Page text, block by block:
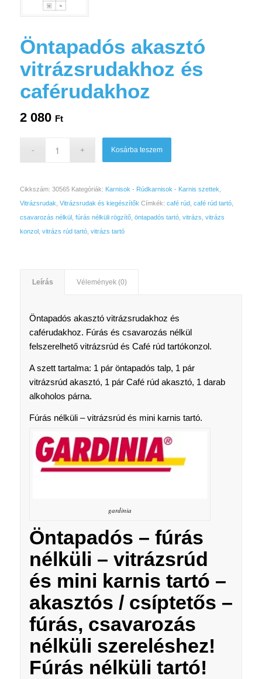
Öntapadós akasztó
vitrázsrudakhoz és
caférudakhoz
2 080 Ft
Kosárba teszem
Cikkszám: 30565 Kategóriák: Karnisok - Rúdkarnisok - Karnis szettek
Vitrázsrudak Vitrázsrudak és kiegészítők Címkék: café rúd café rúd tartó,
csavarozás nélkül
fúrás nélküli rögzítő, öntapadós tartó, vitrázs vitrázs
konzol
vitrázs rúd tartó, vitrázs tartó
Leírás Vélemények (0)
Öntapadós akasztó vitrázsrudakhoz és
caférudakhoz. Fúrás és csavarozás nélkül
felszerelhető vitrázsrúd és Café rúd tartókonzol.
A szett tartalma: 1 pár öntapadós talp, 1 pár
vitrázsrúd akasztó, 1 pár Café rúd akasztó, 1 darab
alkoholos párna.
Fúrás nélküli – vitrázsrúd és mini karnis tartó.
gardinia
Öntapadós – fúrás
nélküli – vitrázsrúd
és mini karnis tartó –
akasztós / csíptetős –
fúrás, csavarozás
nélküli szereléshez!
Fúrás nélküli tartó!